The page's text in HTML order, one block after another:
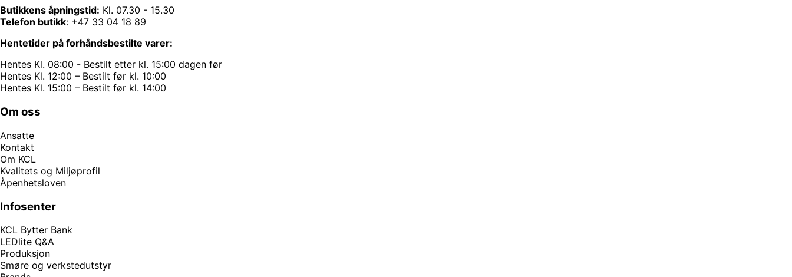
Butikkens åpningstid: Kl. 07.30 - 15.30
Telefon butikk: +47 33 04 18 89
Hentetider på forhåndsbestilte varer:
Hentes Kl. 08:00 - Bestilt etter kl. 15:00 dagen før
Hentes Kl. 12:00 – Bestilt før kl. 10:00
Hentes Kl. 15:00 – Bestilt før kl. 14:00
Om oss
Ansatte
Kontakt
Om KCL
Kvalitets og Miljøprofil
Åpenhetsloven
Infosenter
KCL Bytter Bank
LEDlite Q&A
Produksjon
Smøre og verkstedutstyr